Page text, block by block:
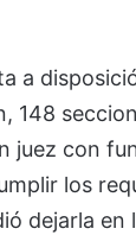
a
148
juez con
los
dejarla en